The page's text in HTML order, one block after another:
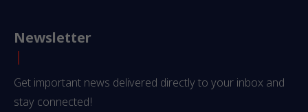
Newsletter
Get important news delivered directly to your inbox and
stay connected!